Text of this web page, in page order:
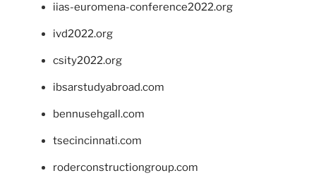
iias-euromena-conference2022.org
ivd2022.org
csity2022.org
ibsarstudyabroad.com
bennusehgall.com
tsecincinnati.com
roderconstructiongroup.com